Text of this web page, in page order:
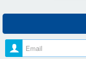
Nume utilizator